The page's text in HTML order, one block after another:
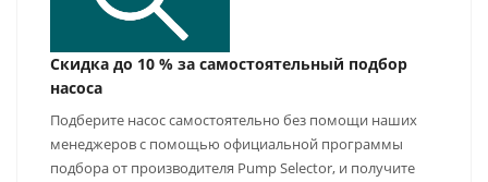
Скидка до 10 % за самостоятельный подбор
насоса
Подберите насос самостоятельно без помощи наших
менеджеров с помощью официальной программы
подбора от производителя Pump Selector, и получите